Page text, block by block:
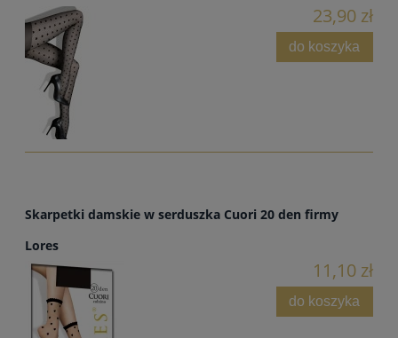
23,90 zł
do koszyka
Skarpetki damskie w serduszka Cuori 20 den firmy
Lores
11,10 zł
do koszyka